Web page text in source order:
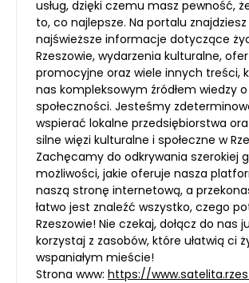
usług, dzięki czemu masz pewność,
to, co najlepsze. Na portalu
najświeższe informacje dotyczące
Rzeszowie, wydarzenia kulturalne,
promocyjne oraz wiele innych treści,
nas kompleksowym źródłem wiedzy
społeczności. Jesteśmy
wspierać lokalne przedsiębiorstwa
silne więzi kulturalne i społeczne w
Zachęcamy do odkrywania szerokiej
możliwości, jakie oferuje nasza
naszą stronę internetową, a
łatwo jest znaleźć wszystko, czego
Rzeszowie! Nie czekaj, dołącz do nas
korzystaj z zasobów, które ułatwią ci
wspaniałym mieście!
Strona www: https://